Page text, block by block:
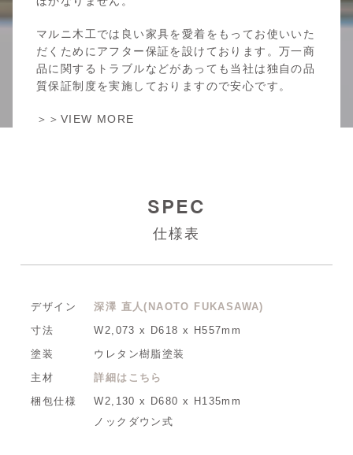
マルニ木工では良い家具を愛着をもってお使いいた
だくためにアフター保証を設けております。万一商
品に関するトラブルなどがあっても当社は独自の品
質保証制度を実施しておりますので安心です。
＞＞VIEW MORE
SPEC
仕様表
デザイン
深澤 直人(NAOTO FUKASAWA)
寸法
W2,073 x D618 x H557mm
塗装
ウレタン樹脂塗装
主材
詳細はこちら
梱包仕様
W2,130 x D680 x H135mm
ノックダウン式